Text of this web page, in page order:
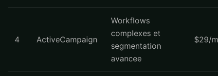
4 ActiveCampaign
Workflows
complexes et
segmentation
avancee
$29/